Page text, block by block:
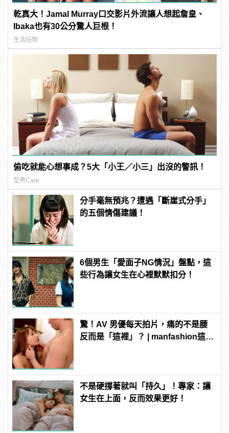
乾真大！Jamal Murray口交影片外流讓人想起詹皇、
Ibaka也有30公分驚人巨根！
生活玩物
偷吃就能心想事成？5大「小王／小三」出沒的警訊！
型男Care
分手毫無預兆？遭遇「斷崖式分手」
的五個情傷建議！
6個男生「愛面子NG情況」盤點，這
些行為讓女生在心裡默默扣分！
驚！AV 男優每天拍片，痛的不是腰
反而是「這裡」？ | manfashion這樣
不是硬撐著就叫「持久」！專家：讓
女生在上面，反而效果更好！